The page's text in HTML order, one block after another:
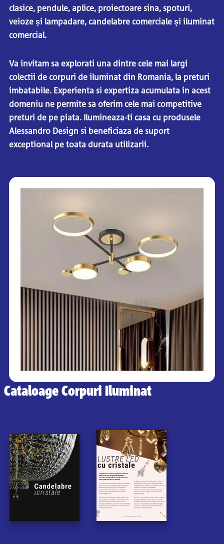
clasice, pendule, aplice, proiectoare sina, spoturi,
veioze și lampadare, candelabre comerciale și iluminat
comercial.
Va invitam sa explorati una dintre cele mai largi
colectii de corpuri de iluminat din Romania, la preturi
imbatabile. Experienta si expertiza acumulata in acest
domeniu ne permite sa oferim cele mai competitive
preturi de pe piata. Ilumineaza-ti casa cu produsele
Alessandro Design si beneficiaza de suport
exceptional pe toata durata utilizarii.
Cataloage Corpuri Iluminat